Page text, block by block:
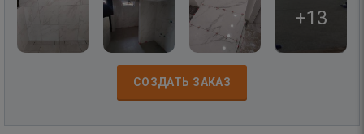
+13
СОЗДАТЬ ЗАКАЗ